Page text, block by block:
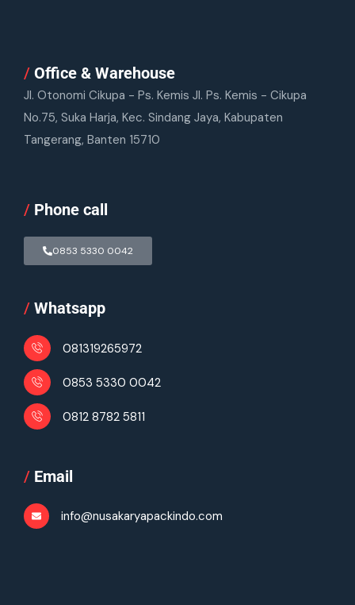
/ Office & Warehouse
Jl. Otonomi Cikupa - Ps. Kemis Jl. Ps. Kemis - Cikupa
No.75, Suka Harja, Kec. Sindang Jaya, Kabupaten
Tangerang, Banten 15710
/ Phone call
0853 5330 0042
/ Whatsapp
081319265972
0853 5330 0042
0812 8782 5811
/ Email
info@nusakaryapackindo.com